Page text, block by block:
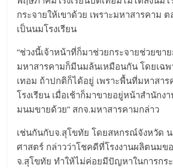
กระจายให้เขาด้วย เพราะมหาสารคาม
เป็นนมโรงเรียน
“ช่วงนี้เจ้าหน้าที่ก็มาช่วยกระจายช่วยขา
มหาสารคามก็มีนมล้นเหมือนกัน โดยเฉพ
เทอม ถ้าปกติก็ได้อยู่ เพราะพื้นที่มหาสา
โรงเรียน เมื่อเช้าก็มาขายอยู่หน้าสำนักง
มนมขายด้วย” สกจ.มหาสารคามกล่าว
เช่นกันกับจ.สุโขทัย โดยสหกรณ์จังหวัด
ศาสตร์ กล่าวว่าโชคดีที่โรงงานผลิตนมข
จ.สุโขทัย ทำให้ไม่ค่อยมีปัญหาในการกร